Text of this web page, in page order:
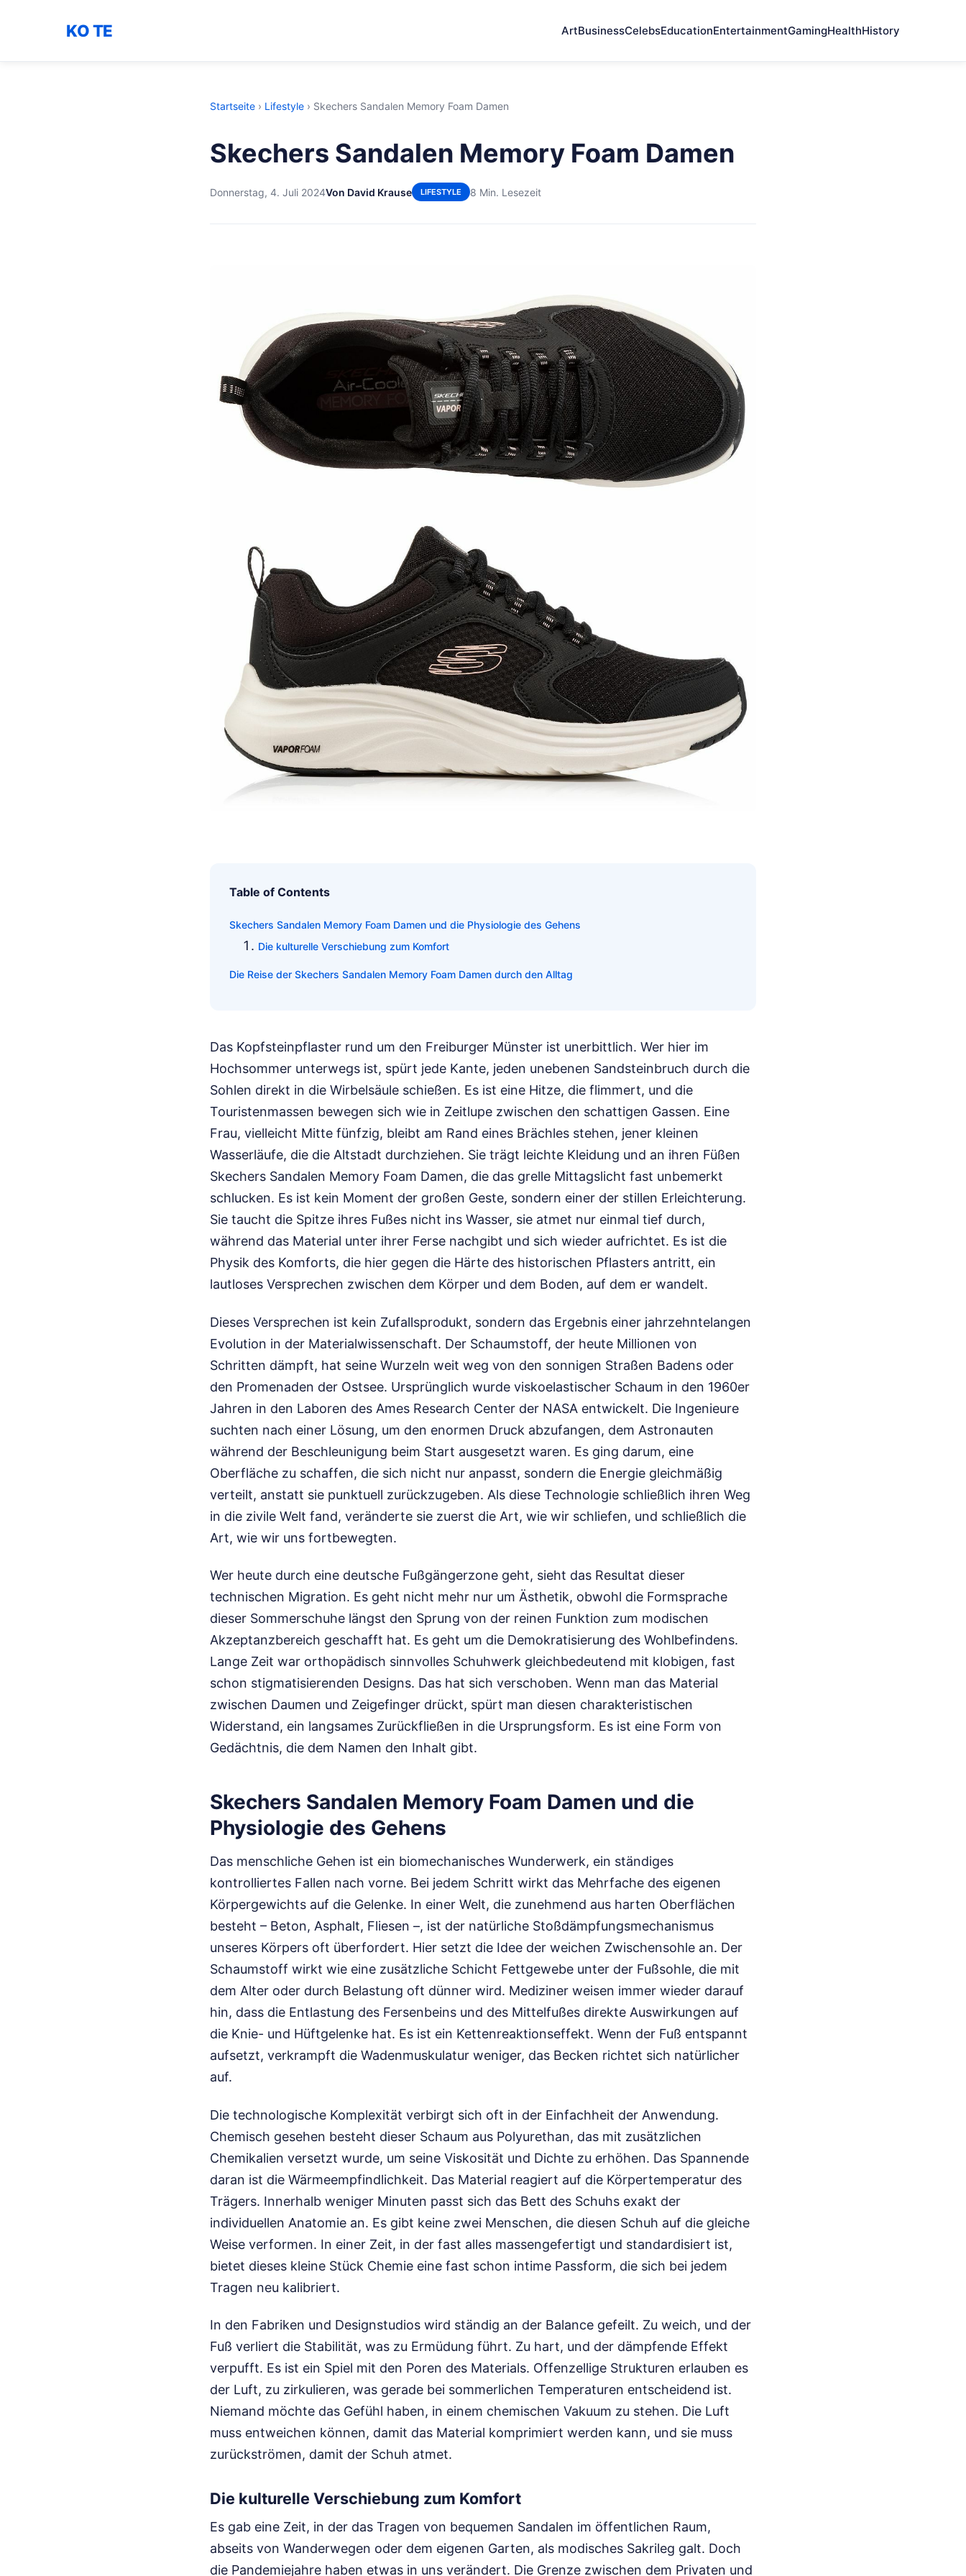
KO TE ArtBusinessCelebsEducationEntertainmentGamingHealthHistory
Startseite › Lifestyle › Skechers Sandalen Memory Foam Damen
Skechers Sandalen Memory Foam Damen
Donnerstag, 4. Juli 2024Von David Krause LIFESTYLE 8 Min. Lesezeit
Table of Contents
Skechers Sandalen Memory Foam Damen und die Physiologie des Gehens
Die kulturelle Verschiebung zum Komfort
Die Reise der Skechers Sandalen Memory Foam Damen durch den Alltag
Das Kopfsteinpflaster rund um den Freiburger Münster ist unerbittlich. Wer hier im
Hochsommer unterwegs ist, spürt jede Kante, jeden unebenen Sandsteinbruch durch die
Sohlen direkt in die Wirbelsäule schießen. Es ist eine Hitze, die flimmert, und die
Touristenmassen bewegen sich wie in Zeitlupe zwischen den schattigen Gassen. Eine
Frau, vielleicht Mitte fünfzig, bleibt am Rand eines Brächles stehen, jener kleinen
Wasserläufe, die die Altstadt durchziehen. Sie trägt leichte Kleidung und an ihren Füßen
Skechers Sandalen Memory Foam Damen, die das grelle Mittagslicht fast unbemerkt
schlucken. Es ist kein Moment der großen Geste, sondern einer der stillen Erleichterung.
Sie taucht die Spitze ihres Fußes nicht ins Wasser, sie atmet nur einmal tief durch,
während das Material unter ihrer Ferse nachgibt und sich wieder aufrichtet. Es ist die
Physik des Komforts, die hier gegen die Härte des historischen Pflasters antritt, ein
lautloses Versprechen zwischen dem Körper und dem Boden, auf dem er wandelt.
Dieses Versprechen ist kein Zufallsprodukt, sondern das Ergebnis einer jahrzehntelangen
Evolution in der Materialwissenschaft. Der Schaumstoff, der heute Millionen von
Schritten dämpft, hat seine Wurzeln weit weg von den sonnigen Straßen Badens oder
den Promenaden der Ostsee. Ursprünglich wurde viskoelastischer Schaum in den 1960er
Jahren in den Laboren des Ames Research Center der NASA entwickelt. Die Ingenieure
suchten nach einer Lösung, um den enormen Druck abzufangen, dem Astronauten
während der Beschleunigung beim Start ausgesetzt waren. Es ging darum, eine
Oberfläche zu schaffen, die sich nicht nur anpasst, sondern die Energie gleichmäßig
verteilt, anstatt sie punktuell zurückzugeben. Als diese Technologie schließlich ihren Weg
in die zivile Welt fand, veränderte sie zuerst die Art, wie wir schliefen, und schließlich die
Art, wie wir uns fortbewegten.
Wer heute durch eine deutsche Fußgängerzone geht, sieht das Resultat dieser
technischen Migration. Es geht nicht mehr nur um Ästhetik, obwohl die Formsprache
dieser Sommerschuhe längst den Sprung von der reinen Funktion zum modischen
Akzeptanzbereich geschafft hat. Es geht um die Demokratisierung des Wohlbefindens.
Lange Zeit war orthopädisch sinnvolles Schuhwerk gleichbedeutend mit klobigen, fast
schon stigmatisierenden Designs. Das hat sich verschoben. Wenn man das Material
zwischen Daumen und Zeigefinger drückt, spürt man diesen charakteristischen
Widerstand, ein langsames Zurückfließen in die Ursprungsform. Es ist eine Form von
Gedächtnis, die dem Namen den Inhalt gibt.
Skechers Sandalen Memory Foam Damen und die
Physiologie des Gehens
Das menschliche Gehen ist ein biomechanisches Wunderwerk, ein ständiges
kontrolliertes Fallen nach vorne. Bei jedem Schritt wirkt das Mehrfache des eigenen
Körpergewichts auf die Gelenke. In einer Welt, die zunehmend aus harten Oberflächen
besteht – Beton, Asphalt, Fliesen –, ist der natürliche Stoßdämpfungsmechanismus
unseres Körpers oft überfordert. Hier setzt die Idee der weichen Zwischensohle an. Der
Schaumstoff wirkt wie eine zusätzliche Schicht Fettgewebe unter der Fußsohle, die mit
dem Alter oder durch Belastung oft dünner wird. Mediziner weisen immer wieder darauf
hin, dass die Entlastung des Fersenbeins und des Mittelfußes direkte Auswirkungen auf
die Knie- und Hüftgelenke hat. Es ist ein Kettenreaktionseffekt. Wenn der Fuß entspannt
aufsetzt, verkrampft die Wadenmuskulatur weniger, das Becken richtet sich natürlicher
auf.
Die technologische Komplexität verbirgt sich oft in der Einfachheit der Anwendung.
Chemisch gesehen besteht dieser Schaum aus Polyurethan, das mit zusätzlichen
Chemikalien versetzt wurde, um seine Viskosität und Dichte zu erhöhen. Das Spannende
daran ist die Wärmeempfindlichkeit. Das Material reagiert auf die Körpertemperatur des
Trägers. Innerhalb weniger Minuten passt sich das Bett des Schuhs exakt der
individuellen Anatomie an. Es gibt keine zwei Menschen, die diesen Schuh auf die gleiche
Weise verformen. In einer Zeit, in der fast alles massengefertigt und standardisiert ist,
bietet dieses kleine Stück Chemie eine fast schon intime Passform, die sich bei jedem
Tragen neu kalibriert.
In den Fabriken und Designstudios wird ständig an der Balance gefeilt. Zu weich, und der
Fuß verliert die Stabilität, was zu Ermüdung führt. Zu hart, und der dämpfende Effekt
verpufft. Es ist ein Spiel mit den Poren des Materials. Offenzellige Strukturen erlauben es
der Luft, zu zirkulieren, was gerade bei sommerlichen Temperaturen entscheidend ist.
Niemand möchte das Gefühl haben, in einem chemischen Vakuum zu stehen. Die Luft
muss entweichen können, damit das Material komprimiert werden kann, und sie muss
zurückströmen, damit der Schuh atmet.
Die kulturelle Verschiebung zum Komfort
Es gab eine Zeit, in der das Tragen von bequemen Sandalen im öffentlichen Raum,
abseits von Wanderwegen oder dem eigenen Garten, als modisches Sakrileg galt. Doch
die Pandemiejahre haben etwas in uns verändert. Die Grenze zwischen dem Privaten und